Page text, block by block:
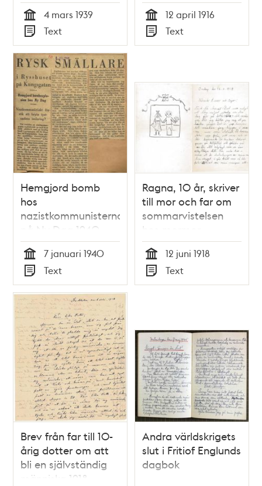
Nazityskland 1939
Tid
4 mars 1939
Typ
Text
Waldenström
Tid
12 april 1916
Typ
Text
Hemgjord bomb
hos
nazistkommunisterna
på Ny Dag 1940
Tid
7 januari 1940
Typ
Text
Ragna, 10 år, skriver
till mor och far om
sommarvistelsen
hos mormor
Tid
12 juni 1918
Typ
Text
Brev från far till 10-
årig dotter om att
bli en självständig
människa 1918
Andra världskrigets
slut i Fritiof Englunds
dagbok